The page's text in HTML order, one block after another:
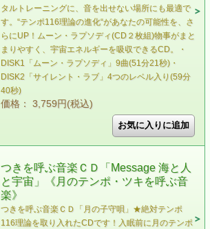
タルトレーニングに、音を出せない場所にも最適で
す。“テンポ116理論の進化“があなたの可能性を、さ
らにUP！ムーン・ラプソディ(CD２枚組)物事がまと
まりやすく、宇宙エネルギーを吸収できるCD。・
DISK1「ムーン・ラプソディ」9曲(51分21秒)・
DISK2「サイレント・ラブ」4つのレベル入り(59分
40秒)
価格： 3,759円(税込)
つきを呼ぶ音楽ＣＤ「Message 海と人
と宇宙」《月のテンポ・ツキを呼ぶ音
楽》
つきを呼ぶ音楽ＣＤ「月の子守唄」★絶対テンポ
116理論を取り入れたCDです！入眠前に月のテンポ